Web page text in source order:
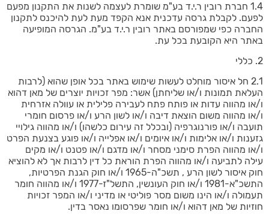
1.4 חברת רובין ר.י.ד בע"מ שומרת לעצמה לשנות את התקנון מפעם
לפעם. לקבלת גרסה עדכנית אנא הקפד מעת לעת להיכנס לתקנון
החברה כפי שמפורסם באתר רובין ר.י.ד בע"מ. הגרסה המופיעה
באתר היא הקובעת בכל עת.
2. כללי
2.1 חל איסור מוחלט לעשות שימוש באתר בכל אופן שהוא (לרבות
העלאת תמונות ו/או שליחתן) אשר: מפר זכויות יוצרים של מאן דהוא
ו/או מהווה עדות או פותח פתח לעבירה פלילית או עוולה אזרחית
ו/או מהווה משום הוצאת דיבה ו/או לשון הרע ו/או פרסום חומרי
תועבה ו/או פורנוגרפיה (ובכלל זה עירום כלשהו) ו/או מהווה גילויי
גזענות ו/או אלימות ו/או איומים ו/או אפלייה ו/או פוגע בצנעת הפרט
ו/או מהווה הפרת סימני מסחר ו/או מדגם ו/או פטנט ו/או מקים
עילה לתביעה ו/או מהווה הפרת הוראת כל דין לרבות אך לא להוציא
חוק איסור לשון הרע , תשכ"ה-1965 ו/או חוק הגנת הפרטיות,
התשכ"א-1981 ו/או חוק העונשין, התשל"ז-1977 ו/או מהווה חומר
תעמולה ו/או הינו משום מסר פוליטי או מדיני ו/או המפר זכויות
חוזיות של מאן דהוא ו/או חומר שפרסומו נאסר בדין.